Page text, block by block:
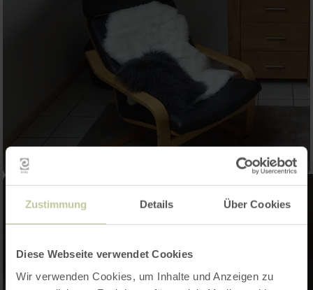
Zustimmung Details Über Cookies
Diese Webseite verwendet Cookies
Wir verwenden Cookies, um Inhalte und Anzeigen zu